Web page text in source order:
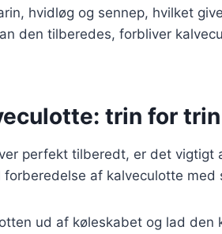
hvidløg og sennep, hvilket
den tilberedes, forbliver
trin for
perfekt tilberedt, er det vigtigt
af kalveculotte med
ud af køleskabet og lad den